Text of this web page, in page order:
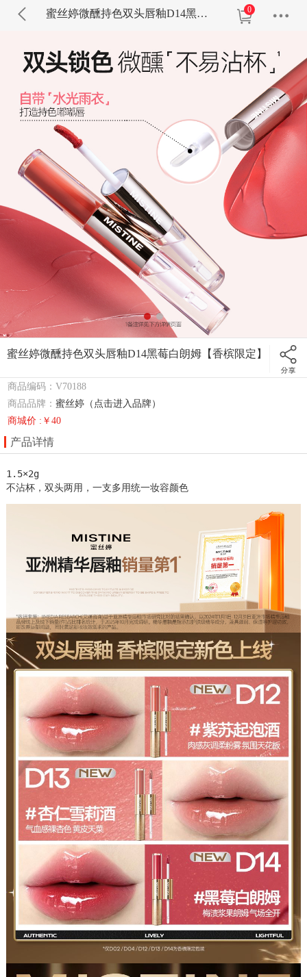
蜜丝婷微醺持色双头唇釉D14黑莓白朗姆【香槟限定】 0
蜜丝婷微醺持色双头唇釉D14黑莓白朗姆【香槟限定】
商品编码：V70188
商品品牌：蜜丝婷（点击进入品牌）
商城价 :￥40
产品详情
1.5×2g
不沾杯，双头两用，一支多用统一妆容颜色